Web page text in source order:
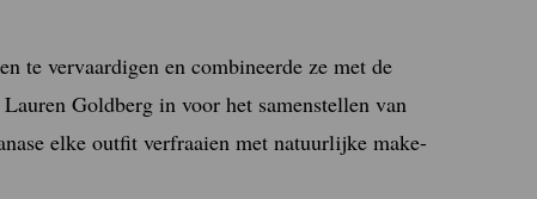
te vervaardigen en combineerde ze met de
Goldberg in voor het samenstellen van
elke outfit verfraaien met natuurlijke make-